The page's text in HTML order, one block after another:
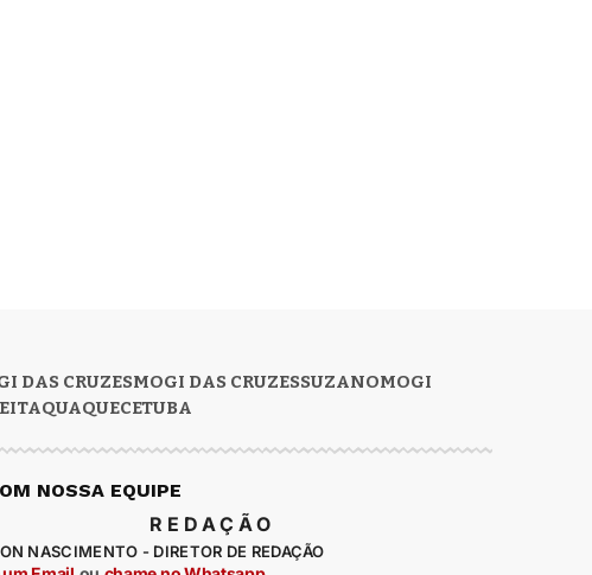
DAS CRUZESMOGI DAS CRUZESSUZANOMOGI
ITAQUAQUECETUBA
NOSSA EQUIPE
REDAÇÃO
NASCIMENTO - DIRETOR DE REDAÇÃO